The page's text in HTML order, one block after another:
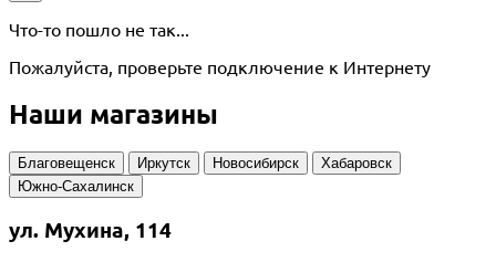
Что-то пошло не так...
Пожалуйста, проверьте подключение к Интернету
Наши магазины
Благовещенск Иркутск Новосибирск
Хабаровск
Южно-Сахалинск
ул. Мухина, 114